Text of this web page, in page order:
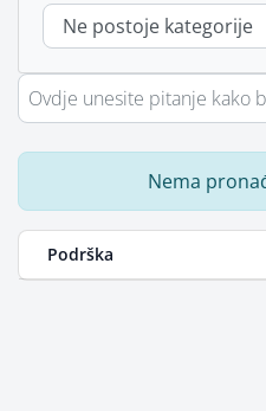
Nema
Podrška